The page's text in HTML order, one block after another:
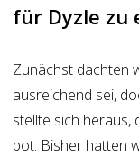
für Dyzle zu
Zunächst dachten
ausreichend sei,
stellte sich heraus,
bot. Bisher hatten